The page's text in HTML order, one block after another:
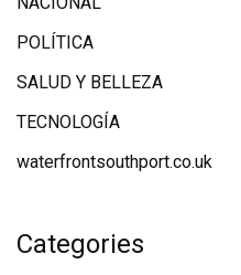
POLÍTICA
SALUD Y BELLEZA
TECNOLOGÍA
waterfrontsouthport.co.uk
Categories